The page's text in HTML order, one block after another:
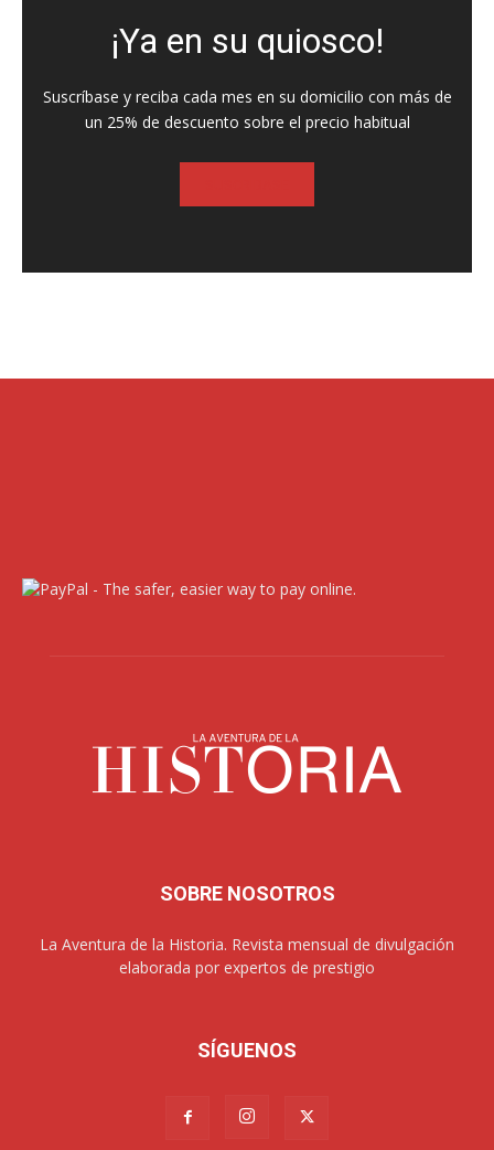
¡Ya en su quiosco!
Suscríbase y reciba cada mes en su domicilio con más de
un 25% de descuento sobre el precio habitual
SOBRE NOSOTROS
La Aventura de la Historia. Revista mensual de divulgación
elaborada por expertos de prestigio
SÍGUENOS